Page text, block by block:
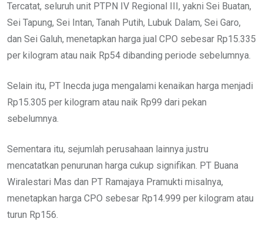
Tercatat, seluruh unit PTPN IV Regional III, yakni Sei Buatan,
Sei Tapung, Sei Intan, Tanah Putih, Lubuk Dalam, Sei Garo,
dan Sei Galuh, menetapkan harga jual CPO sebesar Rp15.335
per kilogram atau naik Rp54 dibanding periode sebelumnya.
Selain itu, PT Inecda juga mengalami kenaikan harga menjadi
Rp15.305 per kilogram atau naik Rp99 dari pekan
sebelumnya.
Sementara itu, sejumlah perusahaan lainnya justru
mencatatkan penurunan harga cukup signifikan. PT Buana
Wiralestari Mas dan PT Ramajaya Pramukti misalnya,
menetapkan harga CPO sebesar Rp14.999 per kilogram atau
turun Rp156.